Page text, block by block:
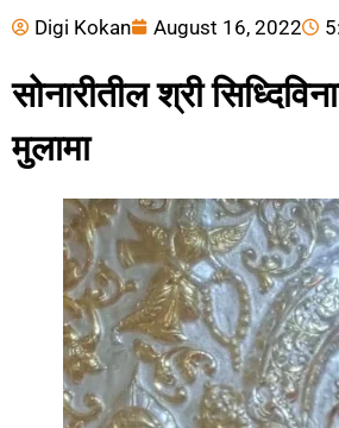
Digi Kokan August 16, 2022
सोनारीतील श्री
मुलामा